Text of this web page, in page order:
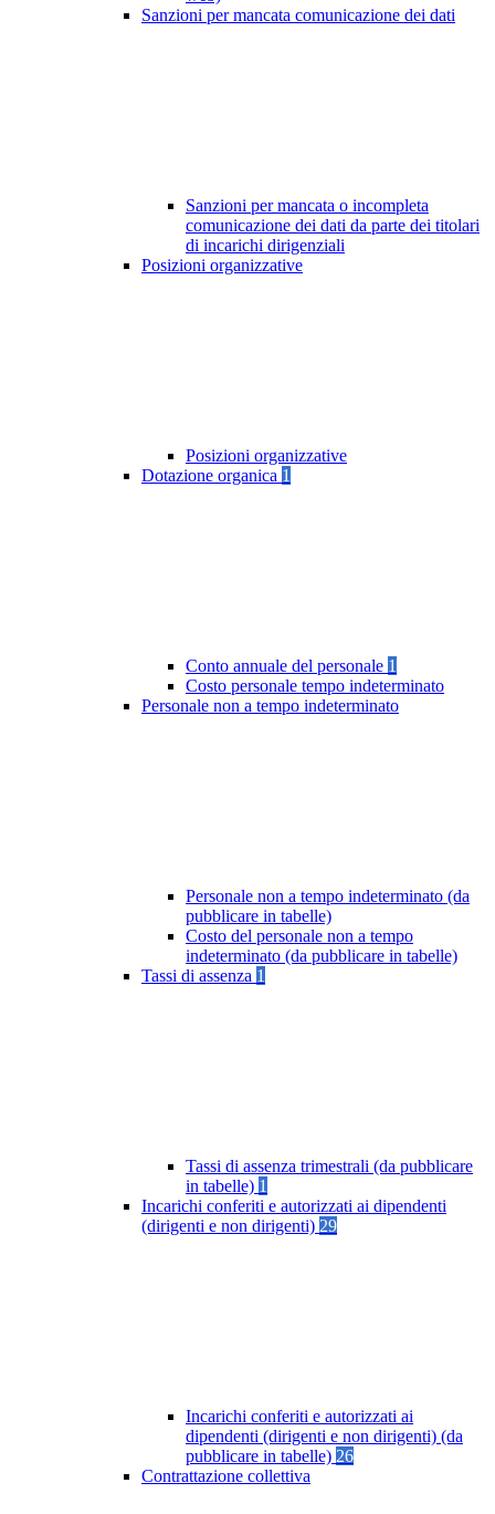
Sanzioni per mancata comunicazione dei dati
Sanzioni per mancata o incompleta
comunicazione dei dati da parte dei titolari
di incarichi dirigenziali
Posizioni organizzative
Posizioni organizzative
Dotazione organica 1
Conto annuale del personale 1
Costo personale tempo indeterminato
Personale non a tempo indeterminato
Personale non a tempo indeterminato (da
pubblicare in tabelle)
Costo del personale non a tempo
indeterminato (da pubblicare in tabelle)
Tassi di assenza 1
Tassi di assenza trimestrali (da pubblicare
in tabelle) 1
Incarichi conferiti e autorizzati ai dipendenti
(dirigenti e non dirigenti) 29
Incarichi conferiti e autorizzati ai
dipendenti (dirigenti e non dirigenti) (da
pubblicare in tabelle) 26
Contrattazione collettiva